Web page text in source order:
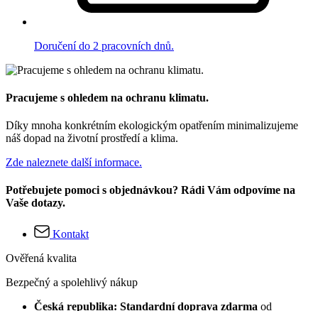
Doručení do 2 pracovních dnů.
Pracujeme s ohledem na ochranu klimatu.
Díky mnoha konkrétním ekologickým opatřením minimalizujeme
náš dopad na životní prostředí a klima.
Zde naleznete další informace.
Potřebujete pomoci s objednávkou? Rádi Vám odpovíme na
Vaše dotazy.
Kontakt
Ověřená kvalita
Bezpečný a spolehlivý nákup
Česká republika: Standardní doprava zdarma od